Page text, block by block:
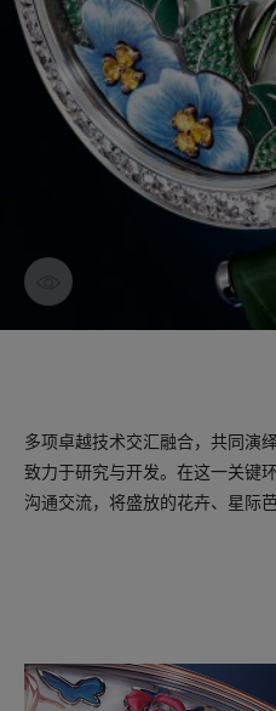
探索作品
多项卓越技术交汇融合，共同演
致力于研究与开发。在这一关键
沟通交流，将盛放的花卉、星际